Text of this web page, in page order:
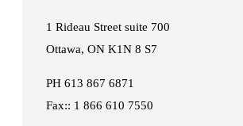
1 Rideau Street suite 700
Ottawa, ON K1N 8 S7
PH 613 867 6871
Fax:: 1 866 610 7550